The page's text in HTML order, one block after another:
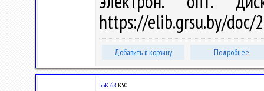
https://elib.grsu.by/doc/
Добавить в корзину Подробнее
ББК 68.К50